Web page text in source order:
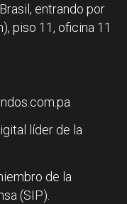
entrando por
piso 11, oficina 11
líder de la
de la
(SIP).